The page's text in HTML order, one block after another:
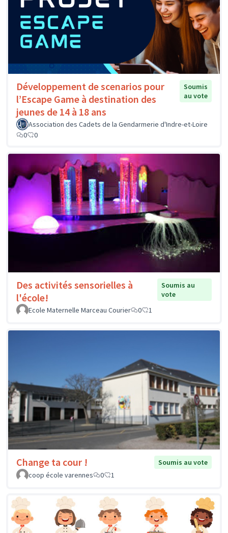
Développement de scenarios pour
l’Escape Game à destination des
jeunes de 14 à 18 ans
Soumis
au vote
Association des Cadets de la Gendarmerie d'Indre-et-Loire
0
0
Des activités sensorielles à
l'école!
Soumis au
vote
Ecole Maternelle Marceau Courier
0 1
Change ta cour !
Soumis au vote
coop école varennes
0 1